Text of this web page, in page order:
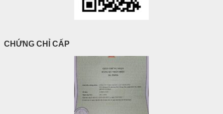
CHỨNG CHỈ CẤP